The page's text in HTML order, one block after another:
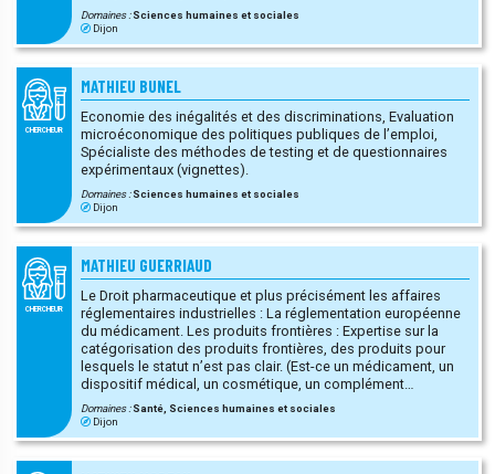
Domaines :Sciences humaines et sociales
Dijon
CHERCHEUR
MATHIEU BUNEL
Economie des inégalités et des discriminations, Evaluation
microéconomique des politiques publiques de l’emploi,
Spécialiste des méthodes de testing et de questionnaires
expérimentaux (vignettes).
Domaines :Sciences humaines et sociales
Dijon
CHERCHEUR
MATHIEU GUERRIAUD
Le Droit pharmaceutique et plus précisément les affaires
réglementaires industrielles : La réglementation européenne
du médicament. Les produits frontières : Expertise sur la
catégorisation des produits frontières, des produits pour
lesquels le statut n’est pas clair. (Est-ce un médicament, un
dispositif médical, un cosmétique, un complément
alimentaire …) La réglementation des médicaments de
thérapie innovante (MTI) Expertise dans la catégorisation des
médicaments de thérapie innovante. Expertise sur les
Domaines :Santé, Sciences humaines et sociales
Dijon